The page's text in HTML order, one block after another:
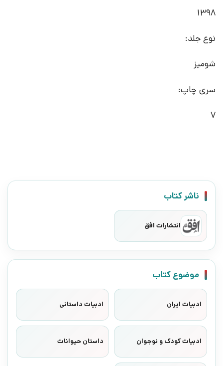
1398
نوع جلد:
شومیز
سری چاپ:
7
ناشر کتاب
انتشارات افق
موضوع کتاب
ادبیات ایران ادبیات داستانی
ادبیات کودک و نوجوان داستان حیوانات